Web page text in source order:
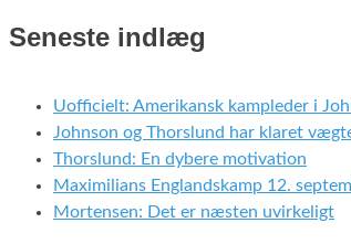
Seneste indlæg
Uofficielt: Amerikansk kampleder i
Johnson og Thorslund har klaret
Thorslund: En dybere motivation
Maximilians Englandskamp 12.
Mortensen: Det er næsten uvirkeligt